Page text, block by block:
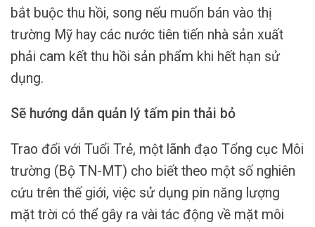
bắt buộc thu hồi, song nếu muốn bán vào thị
trường Mỹ hay các nước tiên tiến nhà sản xuất
phải cam kết thu hồi sản phẩm khi hết hạn sử
dụng.
Sẽ hướng dẫn quản lý tấm pin thải bỏ
Trao đổi với Tuổi Trẻ, một lãnh đạo Tổng cục Môi
trường (Bộ TN-MT) cho biết theo một số nghiên
cứu trên thế giới, việc sử dụng pin năng lượng
mặt trời có thể gây ra vài tác động về mặt môi